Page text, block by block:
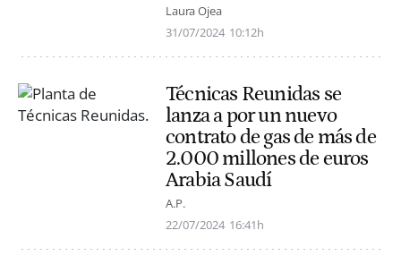
Laura Ojea
31/07/2024 10:12h
Técnicas Reunidas se
lanza a por un nuevo
contrato de gas de más de
2.000 millones de euros
Arabia Saudí
A.P.
22/07/2024 16:41h